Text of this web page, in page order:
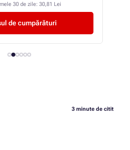
30 de zile: 105,89 Lei
de cumpărături
3 minute de citit